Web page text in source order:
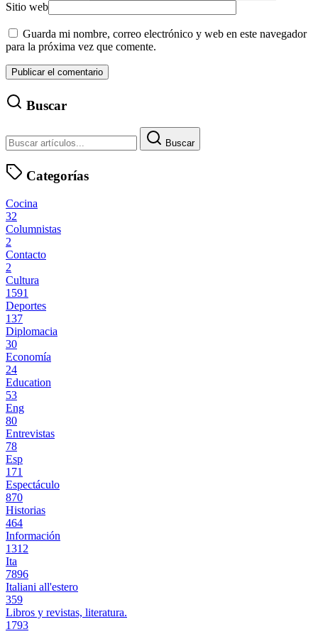
Sitio web
Guarda mi nombre, correo electrónico y web en este navegador
para la próxima vez que comente.
Buscar
Buscar
Categorías
Cocina
32
Columnistas
2
Contacto
2
Cultura
1591
Deportes
137
Diplomacia
30
Economía
24
Education
53
Eng
80
Entrevistas
78
Esp
171
Espectáculo
870
Historias
464
Información
1312
Ita
7896
Italiani all'estero
359
Libros y revistas, literatura.
1793